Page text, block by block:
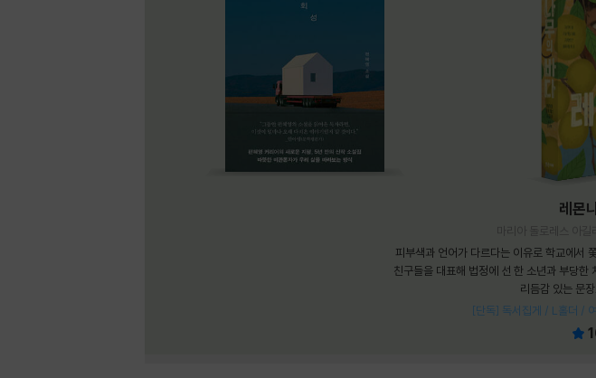
레몬
피부색과 언어가 다르다는 이유로 학교에서
친구들을 대표해 법정에 선 한 소년과 부당한
리듬감 있는 문
[단독] 독서집게 / L홀더 /